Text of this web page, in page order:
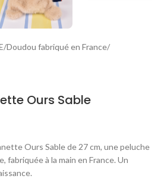
/Doudou fabriqué en France/
Ours Sable
Ours Sable de 27 cm, une peluche
fabriquée à la main en France. Un